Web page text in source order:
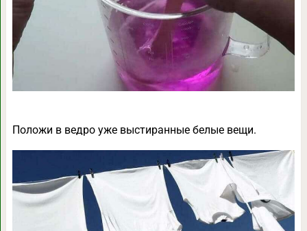
Положи в ведро уже выстиранные белые вещи.